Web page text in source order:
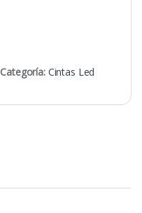
Categoría: Cintas Led